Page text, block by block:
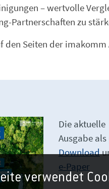
– wertvolle
Partnerschaften zu
den Seiten der imakomm
Die aktuelle
Ausgabe als
Download
e-Paper
verwendet